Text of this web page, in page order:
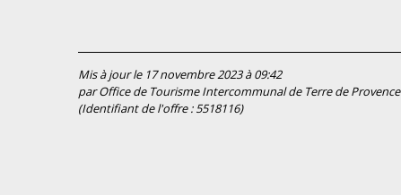
Mis à jour le 17 novembre 2023 à 09:42
par Office de Tourisme Intercommunal de Terre de Provence
(Identifiant de l'offre :5518116)